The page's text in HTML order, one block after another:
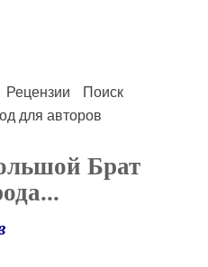
Рецензии
Поиск
для авторов
Брат